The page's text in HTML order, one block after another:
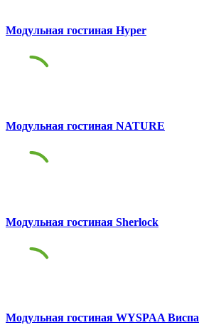
Модульная гостиная Hyper
Модульная гостиная NATURE
Модульная гостиная Sherlock
Модульная гостиная WYSPAA Виспа